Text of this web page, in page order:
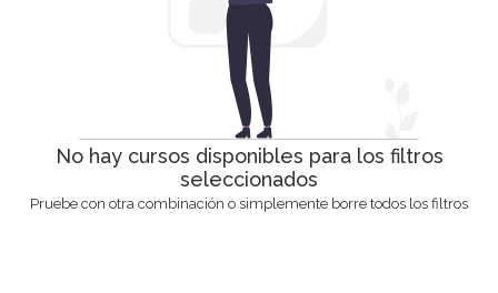
No hay cursos disponibles para los filtros
seleccionados
Pruebe con otra combinación o simplemente borre todos los filtros